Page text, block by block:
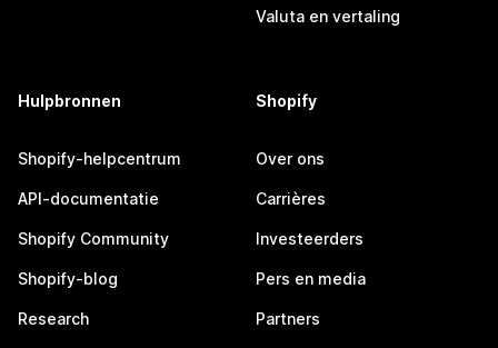
Valuta en vertaling
Hulpbronnen
Shopify-helpcentrum
API-documentatie
Shopify Community
Shopify-blog
Research
Shopify
Over ons
Carrières
Investeerders
Pers en media
Partners